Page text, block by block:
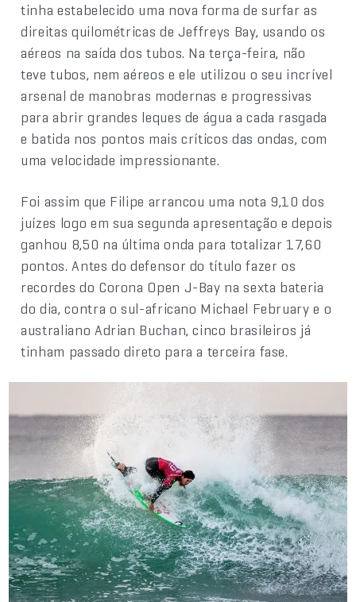
tinha estabelecido uma nova forma de surfar as
direitas quilométricas de Jeffreys Bay, usando os
aéreos na saída dos tubos. Na terça-feira, não
teve tubos, nem aéreos e ele utilizou o seu incrível
arsenal de manobras modernas e progressivas
para abrir grandes leques de água a cada rasgada
e batida nos pontos mais críticos das ondas, com
uma velocidade impressionante.
Foi assim que Filipe arrancou uma nota 9,10 dos
juízes logo em sua segunda apresentação e depois
ganhou 8,50 na última onda para totalizar 17,60
pontos. Antes do defensor do título fazer os
recordes do Corona Open J-Bay na sexta bateria
do dia, contra o sul-africano Michael February e o
australiano Adrian Buchan, cinco brasileiros já
tinham passado direto para a terceira fase.